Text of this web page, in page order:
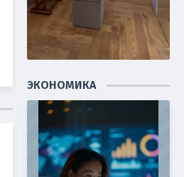
ЭКОНОМИКА